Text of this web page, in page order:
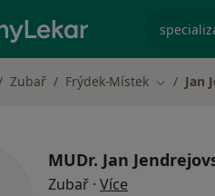
Zubař Frýdek-Místek ZměnaJan
MUDr. Jan
Zubař · Více